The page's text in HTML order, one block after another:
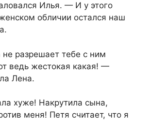
Илья. — И у этого
обличии остался наш
разрешает тебе с ним
ведь жестокая какая! —
Лена.
хуже! Накрутила сына,
меня! Петя считает, что я